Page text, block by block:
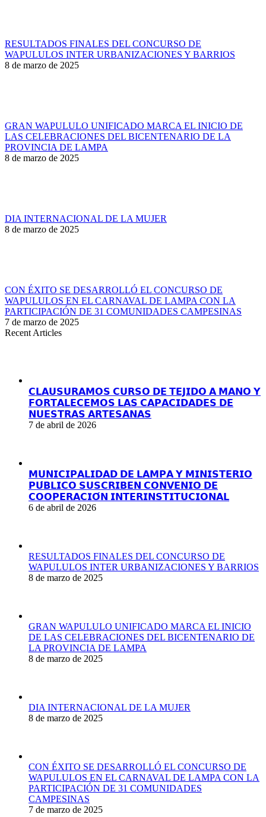
RESULTADOS FINALES DEL CONCURSO DE
WAPULULOS INTER URBANIZACIONES Y BARRIOS
8 de marzo de 2025
GRAN WAPULULO UNIFICADO MARCA EL INICIO DE
LAS CELEBRACIONES DEL BICENTENARIO DE LA
PROVINCIA DE LAMPA
8 de marzo de 2025
DIA INTERNACIONAL DE LA MUJER
8 de marzo de 2025
CON ÉXITO SE DESARROLLÓ EL CONCURSO DE
WAPULULOS EN EL CARNAVAL DE LAMPA CON LA
PARTICIPACIÓN DE 31 COMUNIDADES CAMPESINAS
7 de marzo de 2025
Recent Articles
𝗖𝗟𝗔𝗨𝗦𝗨𝗥𝗔𝗠𝗢𝗦 𝗖𝗨𝗥𝗦𝗢 𝗗𝗘 𝗧𝗘𝗝𝗜𝗗𝗢 𝗔 𝗠𝗔𝗡𝗢 𝗬
𝗙𝗢𝗥𝗧𝗔𝗟𝗘𝗖𝗘𝗠𝗢𝗦 𝗟𝗔𝗦 𝗖𝗔𝗣𝗔𝗖𝗜𝗗𝗔𝗗𝗘𝗦 𝗗𝗘
𝗡𝗨𝗘𝗦𝗧𝗥𝗔𝗦 𝗔𝗥𝗧𝗘𝗦𝗔𝗡𝗔𝗦
7 de abril de 2026
𝗠𝗨𝗡𝗜𝗖𝗜𝗣𝗔𝗟𝗜𝗗𝗔𝗗 𝗗𝗘 𝗟𝗔𝗠𝗣𝗔 𝗬 𝗠𝗜𝗡𝗜𝗦𝗧𝗘𝗥𝗜𝗢
𝗣𝗨́𝗕𝗟𝗜𝗖𝗢 𝗦𝗨𝗦𝗖𝗥𝗜𝗕𝗘𝗡 𝗖𝗢𝗡𝗩𝗘𝗡𝗜𝗢 𝗗𝗘
𝗖𝗢𝗢𝗣𝗘𝗥𝗔𝗖𝗜𝗢́𝗡 𝗜𝗡𝗧𝗘𝗥𝗜𝗡𝗦𝗧𝗜𝗧𝗨𝗖𝗜𝗢𝗡𝗔𝗟
6 de abril de 2026
RESULTADOS FINALES DEL CONCURSO DE
WAPULULOS INTER URBANIZACIONES Y BARRIOS
8 de marzo de 2025
GRAN WAPULULO UNIFICADO MARCA EL INICIO
DE LAS CELEBRACIONES DEL BICENTENARIO DE
LA PROVINCIA DE LAMPA
8 de marzo de 2025
DIA INTERNACIONAL DE LA MUJER
8 de marzo de 2025
CON ÉXITO SE DESARROLLÓ EL CONCURSO DE
WAPULULOS EN EL CARNAVAL DE LAMPA CON LA
PARTICIPACIÓN DE 31 COMUNIDADES
CAMPESINAS
7 de marzo de 2025